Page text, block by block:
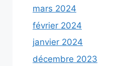
mars 2024
février 2024
janvier 2024
décembre 2023